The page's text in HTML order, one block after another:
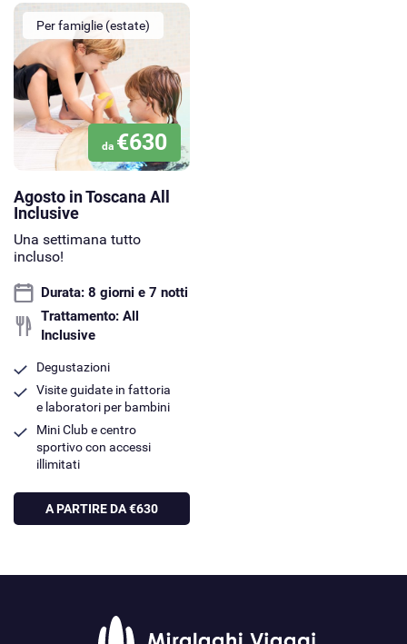
Per famiglie (estate)
da €630
Agosto in Toscana All
Inclusive
Una settimana tutto
incluso!
Durata: 8 giorni e 7 notti
Trattamento: All
Inclusive
Degustazioni
Visite guidate in fattoria
e laboratori per bambini
Mini Club e centro
sportivo con accessi
illimitati
A PARTIRE DA €630